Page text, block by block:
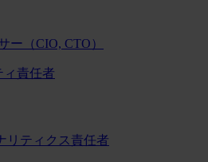
ー（CIO, CTO）
ィ責任者
リティクス責任者